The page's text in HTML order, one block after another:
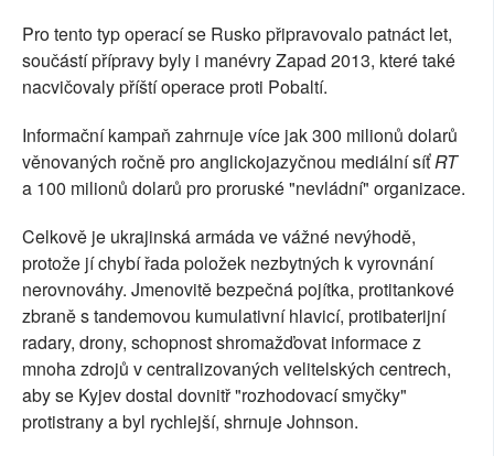
Pro tento typ operací se Rusko připravovalo patnáct let,
součástí přípravy byly i manévry Zapad 2013, které také
nacvičovaly příští operace proti Pobaltí.
Informační kampaň zahrnuje více jak 300 milionů dolarů
věnovaných ročně pro anglickojazyčnou mediální síťRT
a 100 milionů dolarů pro proruské "nevládní" organizace.
Celkově je ukrajinská armáda ve vážné nevýhodě,
protože jí chybí řada položek nezbytných k vyrovnání
nerovnováhy. Jmenovitě bezpečná pojítka, protitankové
zbraně s tandemovou kumulativní hlavicí, protibaterijní
radary, drony, schopnost shromažďovat informace z
mnoha zdrojů v centralizovaných velitelských centrech,
aby se Kyjev dostal dovnitř "rozhodovací smyčky"
protistrany a byl rychlejší, shrnuje Johnson.